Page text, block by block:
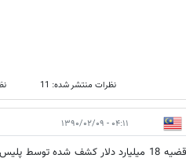
نظرات منتشر شده: 11
۰۴:۱۱ - ۱۳۹۰/۰۲/۰۹
اشاره کرد.